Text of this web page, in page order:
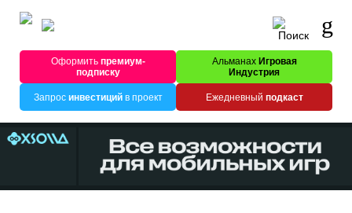
Оформитьпремиум-
подписку
Альманах Игровая
Индустрия
Запрос инвестицийв проект Ежедневный подкаст